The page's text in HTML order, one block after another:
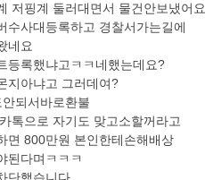
저핑계 둘러대면서 물건안보냈어요
수사대등록하고 경찰서가는길에
네요
등록했냐고ㅋㅋ네했는데요?
지아냐고 그러데여?
되서바로환불
톡으로 자기도 맞고소할꺼라고
면 800만원 본인한테손해배상
된다며ㅋㅋㅋ